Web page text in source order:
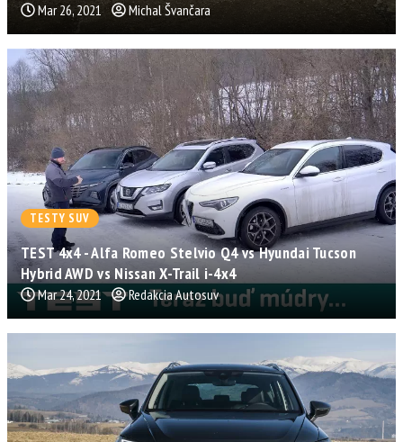
Mar 26, 2021 Michal Švančara
TESTY SUV
TEST 4x4 - Alfa Romeo Stelvio Q4 vs Hyundai Tucson
Hybrid AWD vs Nissan X-Trail i-4x4
Mar 24, 2021 Redakcia Autosuv